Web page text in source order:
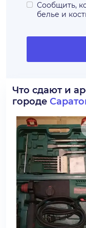
Сообщить,
белье и
Что сдают и
городе